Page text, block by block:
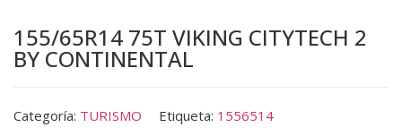
155/65R14 75T VIKING CITYTECH 2
BY CONTINENTAL
Categoría: TURISMO Etiqueta: 1556514